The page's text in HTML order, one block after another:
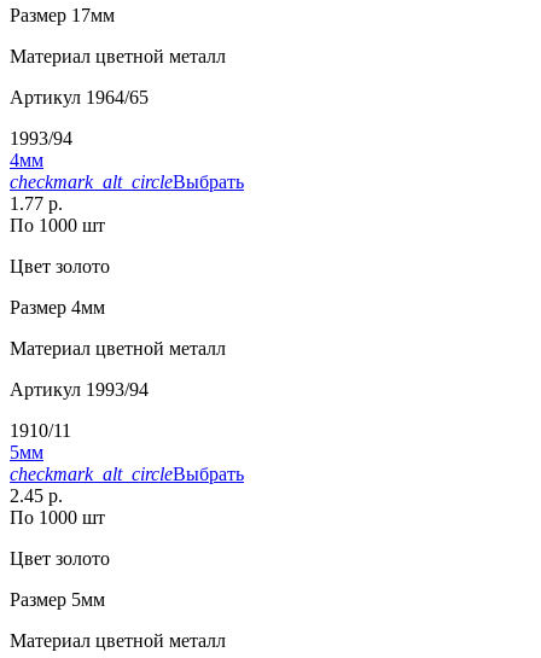
Размер 17мм
Материал цветной металл
Артикул 1964/65
1993/94
4мм
checkmark_alt_circleВыбрать
1.77 р.
По 1000 шт
Цвет золото
Размер 4мм
Материал цветной металл
Артикул 1993/94
1910/11
5мм
checkmark_alt_circleВыбрать
2.45 р.
По 1000 шт
Цвет золото
Размер 5мм
Материал цветной металл